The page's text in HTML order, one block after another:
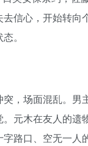
信心，开始转
。
，场面混乱。
元木在友人的
路口、空无一人